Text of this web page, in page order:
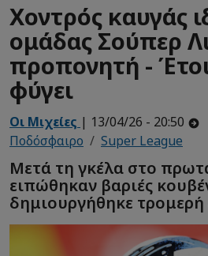
Χοντρός καυγάς
ομάδας Σούπερ
προπονητή -
φύγει
Οι Μιχείες | 13/04/26 - 20:50
Ποδόσφαιρο
Super League
Μετά τη γκέλα στο
ειπώθηκαν βαριές
δημιουργήθηκε τρομερή